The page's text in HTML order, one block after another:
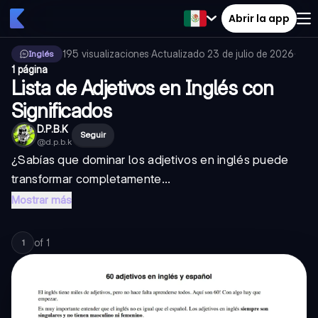
Abrir la app
Inglés 195 visualizaciones·Actualizado 23 de julio de 2026·
1 página
Lista de Adjetivos en Inglés con
Significados
D.P.B.K
@d.p.b.k
Seguir
¿Sabías que dominar los adjetivos en inglés puede
transformar completamente...
Mostrar más
1 of 1